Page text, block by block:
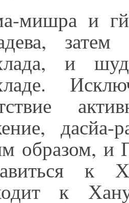
мишра и
затем
и
дасйа-
образом, и
к
к